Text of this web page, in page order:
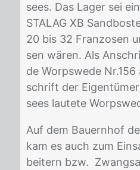
sees. Das La­ger sei
STA­LAG XB
20 bis 32 Fran­zo­sen
sen wä­ren. Als
de Worps­we­de
schrift der
sees lau­te­te
Auf dem Bau­ern­hof
kam es auch zum
bei­tern bzw.